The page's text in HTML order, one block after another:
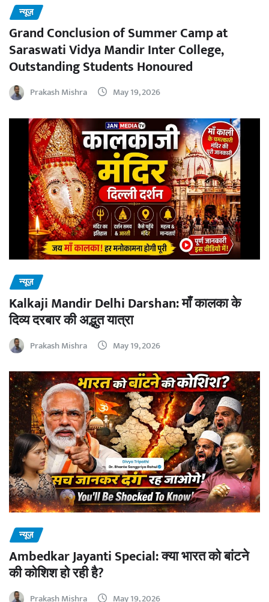
न्यूज़
Grand Conclusion of Summer Camp at
Saraswati Vidya Mandir Inter College,
Outstanding Students Honoured
Prakash Mishra May 19, 2026
न्यूज़
Kalkaji Mandir Delhi Darshan: माँ कालका के
दिव्य दरबार की अद्भुत यात्रा
Prakash Mishra May 19, 2026
न्यूज़
Ambedkar Jayanti Special: क्या भारत को बांटने
की कोशिश हो रही है?
Prakash Mishra May 19, 2026